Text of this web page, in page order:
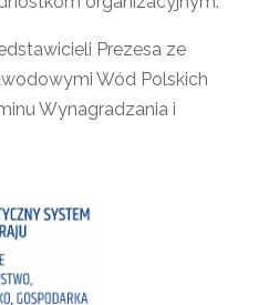
Prezesa ze
Wód Polskich
Wynagradzania i